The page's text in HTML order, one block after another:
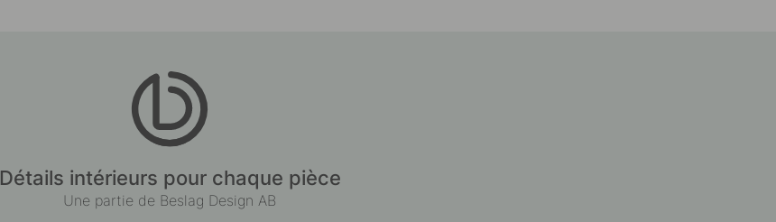
Détails intérieurs pour chaque pièce
Une partie de Beslag Design AB